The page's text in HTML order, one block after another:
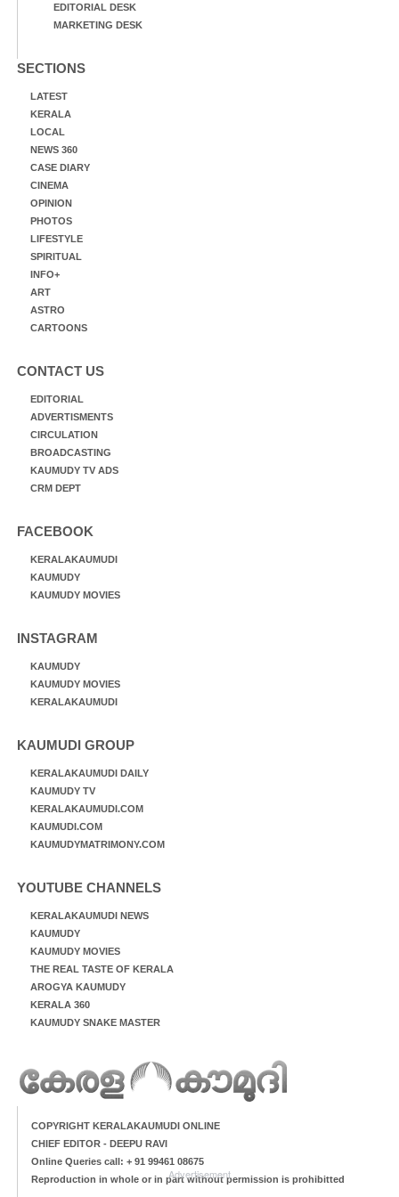
EDITORIAL DESK
MARKETING DESK
SECTIONS
LATEST
KERALA
LOCAL
NEWS 360
CASE DIARY
CINEMA
OPINION
PHOTOS
LIFESTYLE
SPIRITUAL
INFO+
ART
ASTRO
CARTOONS
CONTACT US
EDITORIAL
ADVERTISMENTS
CIRCULATION
BROADCASTING
KAUMUDY TV ADS
CRM DEPT
FACEBOOK
KERALAKAUMUDI
KAUMUDY
KAUMUDY MOVIES
INSTAGRAM
KAUMUDY
KAUMUDY MOVIES
KERALAKAUMUDI
KAUMUDI GROUP
KERALAKAUMUDI DAILY
KAUMUDY TV
KERALAKAUMUDI.COM
KAUMUDI.COM
KAUMUDYMATRIMONY.COM
YOUTUBE CHANNELS
KERALAKAUMUDI NEWS
KAUMUDY
KAUMUDY MOVIES
THE REAL TASTE OF KERALA
AROGYA KAUMUDY
KERALA 360
KAUMUDY SNAKE MASTER
COPYRIGHT KERALAKAUMUDI ONLINE
CHIEF EDITOR - DEEPU RAVI
Online Queries call: + 91 99461 08675
Reproduction in whole or in part without permission is prohibitted
Advertisement